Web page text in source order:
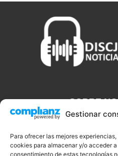
Gestionar
Para ofrecer las mejores
cookies para almacenar y/o acceder
consentimiento de estas tecnologías
SOBRE
que necesitas saber sobre
aplicaciones que te